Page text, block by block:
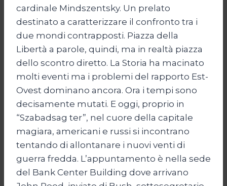
cardinale Mindszentsky. Un prelato
destinato a caratterizzare il confronto tra i
due mondi contrapposti. Piazza della
Libertà a parole, quindi, ma in realtà piazza
dello scontro diretto. La Storia ha macinato
molti eventi ma i problemi del rapporto Est-
Ovest dominano ancora. Ora i tempi sono
decisamente mutati. E oggi, proprio in
“Szabadsag ter”, nel cuore della capitale
magiara, americani e russi si incontrano
tentando di allontanare i nuovi venti di
guerra fredda. L’appuntamento è nella sede
del Bank Center Building dove arrivano